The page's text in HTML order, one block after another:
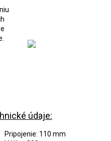
údaje:
Pripojenie: 110 mm